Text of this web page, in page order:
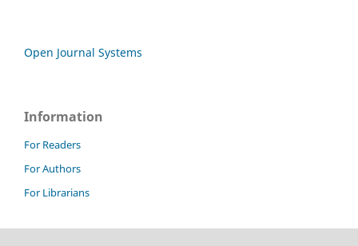
Open Journal Systems
Information
For Readers
For Authors
For Librarians